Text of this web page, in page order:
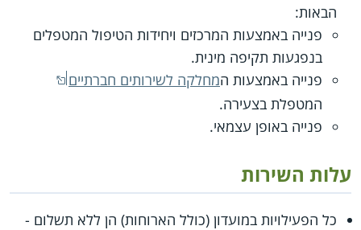
הבאות:
פנייה באמצעות המרכזים ויחידות הטיפול המטפלים
בנפגעות תקיפה מינית.
פנייה באמצעות המחלקה לשירותים חברתיים
המטפלת בצעירה.
פנייה באופן עצמאי.
עלות השירות
כל הפעילויות במועדון (כולל הארוחות) הן ללא תשלום -